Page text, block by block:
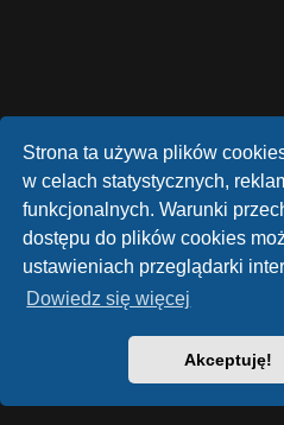
Strona ta używa plików
w celach statystycznych,
funkcjonalnych. Warunki
dostępu do plików cookies
ustawieniach przeglądarki
Dowiedz się więcej
Akceptuję!